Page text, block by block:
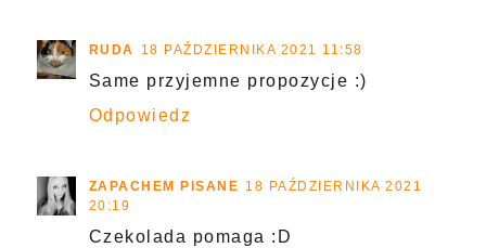
RUDA 18 PAŹDZIERNIKA 2021 11:58
Same przyjemne propozycje :)
Odpowiedz
ZAPACHEM PISANE 18 PAŹDZIERNIKA 2021
20:19
Czekolada pomaga :D